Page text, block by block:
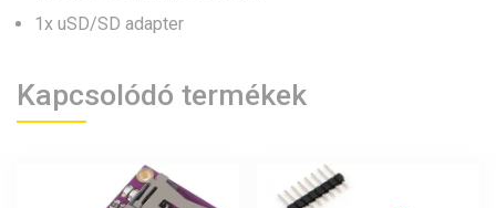
1x uSD/SD adapter
Kapcsolódó termékek